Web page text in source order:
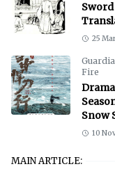
25
Fire
Snow
10
MAIN ARTICLE: